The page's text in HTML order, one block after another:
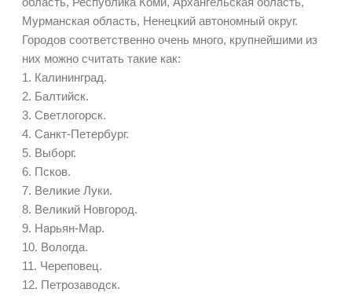
Мурманская область, Ненецкий автономный округ.
Городов соответственно очень много, крупнейшими из
них можно считать такие как:
1. Калининград.
2. Балтийск.
3. Светлогорск.
4. Санкт-Петербург.
5. Выборг.
6. Псков.
7. Великие Луки.
8. Великий Новгород.
9. Нарьян-Мар.
10. Вологда.
11. Череповец.
12. Петрозаводск.